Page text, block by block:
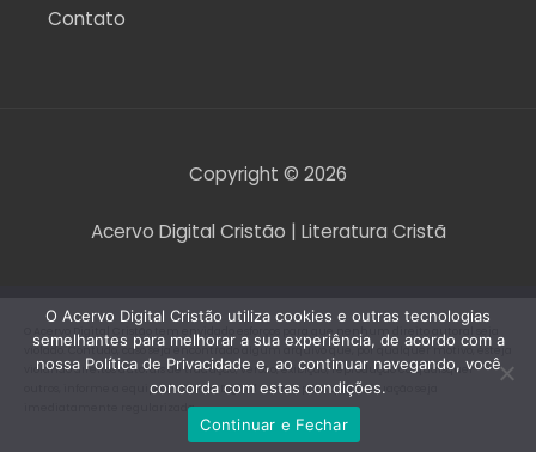
Contato
Copyright © 2026
Acervo Digital Cristão | Literatura Cristã
O Acervo Digital Cristão tem envidado esforços para que nenhum direito autoral seja
violado. Contudo, caso seja encontrado algum arquivo que, por qualquer motivo, esteja
violando direitos autorais de tradução, versão, exibição, reprodução ou quaisquer
outros, informe a equipe do Acervo Digital Cristão para que a situação seja
imediatamente regularizada.
O Acervo Digital Cristão utiliza cookies e outras tecnologias
semelhantes para melhorar a sua experiência, de acordo com a
nossa Política de Privacidade e, ao continuar navegando, você
concorda com estas condições.
Continuar e Fechar